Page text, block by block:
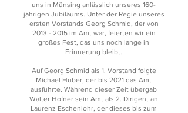
uns in Münsing anlässlich unseres 160-
jährigen Jubiläums. Unter der Regie unseres
ersten Vorstands Georg Schmid, der von
2013 - 2015im Amt war, feierten wir ein
großes Fest, das uns noch lange in
Erinnerung bleibt.
Auf Georg Schmid als 1. Vorstand folgte
Michael Huber, der bis 2021 das Amt
ausführte. Während dieser Zeit übergab
Walter Hofner sein Amt als 2. Dirigent an
Laurenz Eschenlohr, der dieses bis zum